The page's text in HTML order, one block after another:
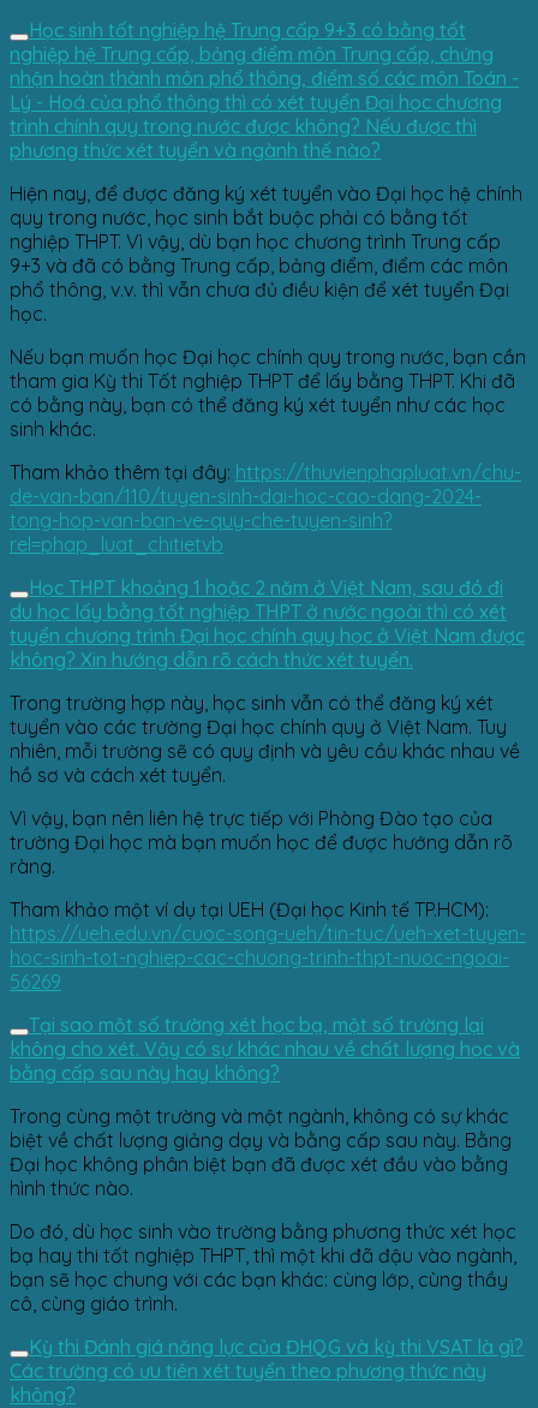
Học sinh tốt nghiệp hệ Trung cấp 9+3 có bằng tốt
nghiệp hệ Trung cấp, bảng điểm môn Trung cấp, chứng
nhận hoàn thành môn phổ thông, điểm số các môn Toán -
Lý - Hoá của phổ thông thì có xét tuyển Đại học chương
trình chính quy trong nước được không? Nếu được thì
phương thức xét tuyển và ngành thế nào?
Hiện nay, để được đăng ký xét tuyển vào Đại học hệ chính
quy trong nước, học sinh bắt buộc phải có bằng tốt
nghiệp THPT. Vì vậy, dù bạn học chương trình Trung cấp
9+3 và đã có bằng Trung cấp, bảng điểm, điểm các môn
phổ thông, v.v. thì vẫn chưa đủ điều kiện để xét tuyển Đại
học.
Nếu bạn muốn học Đại học chính quy trong nước, bạn cần
tham gia Kỳ thi Tốt nghiệp THPT để lấy bằng THPT. Khi đã
có bằng này, bạn có thể đăng ký xét tuyển như các học
sinh khác.
Tham khảo thêm tại đây: https://thuvienphapluat.vn/chu-
de-van-ban/110/tuyen-sinh-dai-hoc-cao-dang-2024-
tong-hop-van-ban-ve-quy-che-tuyen-sinh?
rel=phap_luat_chitietvb
Học THPT khoảng 1 hoặc 2 năm ở Việt Nam, sau đó đi
du học lấy bằng tốt nghiệp THPT ở nước ngoài thì có xét
tuyển chương trình Đại học chính quy học ở Việt Nam được
không? Xin hướng dẫn rõ cách thức xét tuyển.
Trong trường hợp này, học sinh vẫn có thể đăng ký xét
tuyển vào các trường Đại học chính quy ở Việt Nam. Tuy
nhiên, mỗi trường sẽ có quy định và yêu cầu khác nhau về
hồ sơ và cách xét tuyển.
Vì vậy, bạn nên liên hệ trực tiếp với Phòng Đào tạo của
trường Đại học mà bạn muốn học để được hướng dẫn rõ
ràng.
Tham khảo một ví dụ tại UEH (Đại học Kinh tế TP.HCM):
https://ueh.edu.vn/cuoc-song-ueh/tin-tuc/ueh-xet-tuyen-
hoc-sinh-tot-nghiep-cac-chuong-trinh-thpt-nuoc-ngoai-
56269
Tại sao một số trường xét học bạ, một số trường lại
không cho xét. Vậy có sự khác nhau về chất lượng học và
bằng cấp sau này hay không?
Trong cùng một trường và một ngành, không có sự khác
biệt về chất lượng giảng dạy và bằng cấp sau này. Bằng
Đại học không phân biệt bạn đã được xét đầu vào bằng
hình thức nào.
Do đó, dù học sinh vào trường bằng phương thức xét học
bạ hay thi tốt nghiệp THPT, thì một khi đã đậu vào ngành,
bạn sẽ học chung với các bạn khác: cùng lớp, cùng thầy
cô, cùng giáo trình.
Kỳ thi Đánh giá năng lực của ĐHQG và kỳ thi VSAT là gì?
Các trường có ưu tiên xét tuyển theo phương thức này
không?